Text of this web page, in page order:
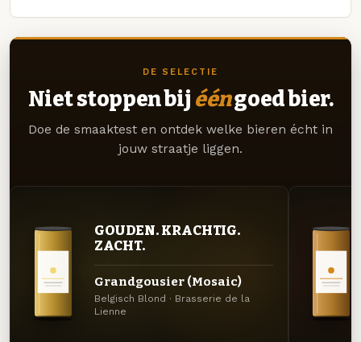
DE SELECTIE
Niet stoppen bij ééngoed bier.
Doe de smaaktest en ontdek welke bieren écht in
jouw straatje liggen.
GOUDEN. KRACHTIG.
ZACHT.
Grandgousier (Mosaic)
Belgisch Blond · Brasserie de la
Lienne